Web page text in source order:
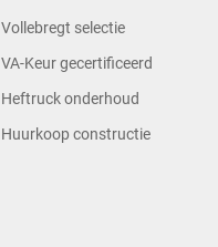
Vollebregt selectie
VA-Keur gecertificeerd
Heftruck onderhoud
Huurkoop constructie